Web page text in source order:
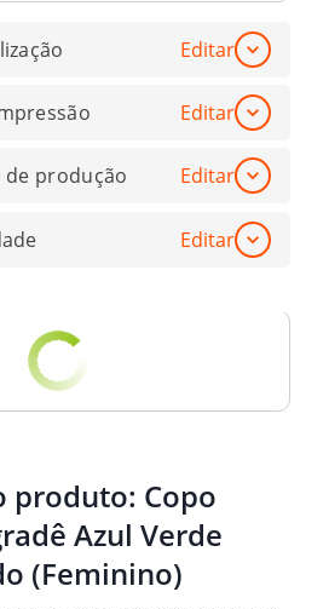
Editar
Editar
produção Editar
Editar
produto: Copo
Azul Verde
(Feminino)